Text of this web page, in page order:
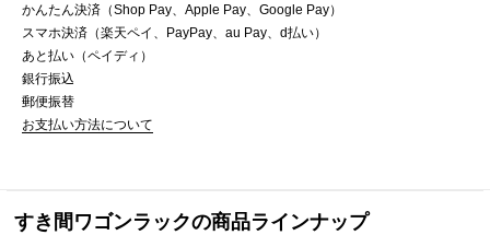
かんたん決済（Shop Pay、Apple Pay、Google Pay）
スマホ決済（楽天ペイ、PayPay、au Pay、d払い）
あと払い（ペイディ）
銀行振込
郵便振替
お支払い方法について
すき間ワゴンラックの商品ラインナップ